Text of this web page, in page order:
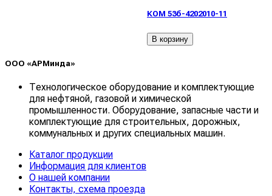
КОМ 53б-4202010-11
В корзину
ООО «АРМинда»
Технологическое оборудование и комплектующие
для нефтяной, газовой и химической
промышленности. Оборудование, запасные части и
комплектующие для строительных, дорожных,
коммунальных и других специальных машин.
Каталог продукции
Информация для клиентов
О нашей компании
Контакты, схема проезда